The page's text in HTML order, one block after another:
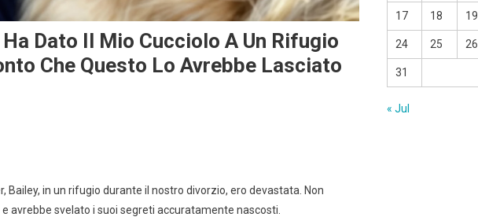
Dato Il Mio Cucciolo A Un Rifugio
Che Questo Lo Avrebbe Lasciato
in un rifugio durante il nostro divorzio, ero devastata. Non
avrebbe svelato i suoi segreti accuratamente nascosti.
17 18 19
24 25 26
31
« Jul